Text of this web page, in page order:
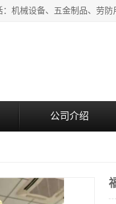
公司介绍